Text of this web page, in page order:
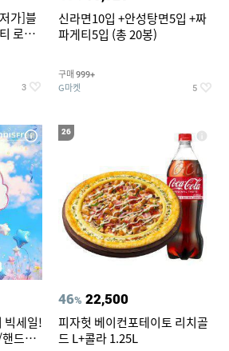
가]블
로즈
3
신라면10입 +안성탕면5입 +짜
파게티5입 (총 20봉)
구매 999+
G마켓 5
빅세일!
드크
26
46% 22,500
피자헛 베이컨포테이토 리치골
드 L+콜라 1.25L